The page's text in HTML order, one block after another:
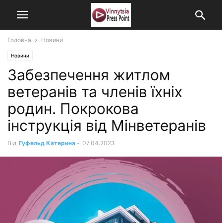
Головна Новини
Новини
Забезпечення житлом
ветеранів та членів їхніх
родин. Покрокова
інструкція від Мінветеранів
Від Гуфельд Катерина - 07.04.2023